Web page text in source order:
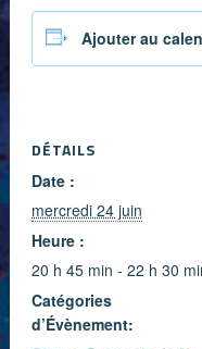
Ajouter au
DÉTAILS
Date :
mercredi 24 juin
Heure :
20 h 45 min - 22 h 30
Catégories
d’Évènement: